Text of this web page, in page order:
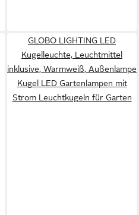
GLOBO LIGHTING LED
Kugelleuchte, Leuchtmittel
inklusive, Warmweiß, Außenlampe
Kugel LED Gartenlampen mit
Strom Leuchtkugeln für Garten